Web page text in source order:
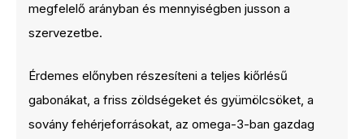
megfelelő arányban és mennyiségben jusson a
szervezetbe.
Érdemes előnyben részesíteni a teljes kiőrlésű
gabonákat, a friss zöldségeket és gyümölcsöket, a
sovány fehérjeforrásokat, az omega-3-ban gazdag